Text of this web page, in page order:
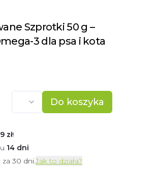
Szprotki 50 g –
3 dla psa i kota
Do koszyka
zł!
14 dni
za 30 dni.Jak to działa?